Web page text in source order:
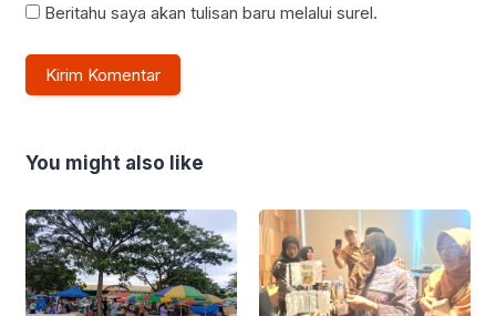
Beritahu saya akan tulisan baru melalui surel.
You might also like